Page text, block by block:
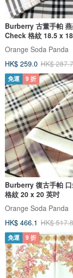
Burberry 古董手帕
Check 格紋 18.5 x
Orange Soda Panda
HK$ 259.0 HK$ 287.7
免運 9 折
Burberry 復古手帕
格紋 20 x 20 英吋
Orange Soda Panda
HK$ 466.1 HK$ 517.8
免運 9 折